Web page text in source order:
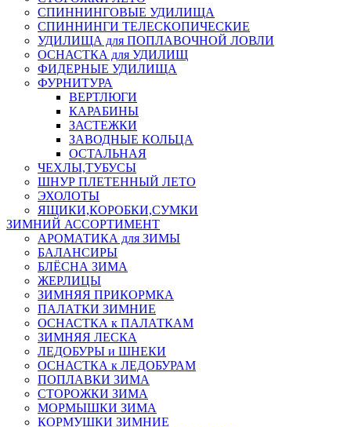
СПИННИНГОВЫЕ УДИЛИЩА
СПИННИНГИ ТЕЛЕСКОПИЧЕСКИЕ
УДИЛИЩА для ПОПЛАВОЧНОЙ ЛОВЛИ
ОСНАСТКА для УДИЛИЩ
ФИДЕРНЫЕ УДИЛИЩА
ФУРНИТУРА
ВЕРТЛЮГИ
КАРАБИНЫ
ЗАСТЕЖКИ
ЗАВОДНЫЕ КОЛЬЦА
ОСТАЛЬНАЯ
ЧЕХЛЫ,ТУБУСЫ
ШНУР ПЛЕТЕННЫЙ ЛЕТО
ЭХОЛОТЫ
ЯЩИКИ,КОРОБКИ,СУМКИ
ЗИМНИЙ АССОРТИМЕНТ
АРОМАТИКА для ЗИМЫ
БАЛАНСИРЫ
БЛЁСНА ЗИМА
ЖЕРЛИЦЫ
ЗИМНЯЯ ПРИКОРМКА
ПАЛАТКИ ЗИМНИЕ
ОСНАСТКА к ПАЛАТКАМ
ЗИМНЯЯ ЛЕСКА
ЛЕДОБУРЫ и ШНЕКИ
ОСНАСТКА к ЛЕДОБУРАМ
ПОПЛАВКИ ЗИМА
СТОРОЖКИ ЗИМА
МОРМЫШКИ ЗИМА
КОРМУШКИ ЗИМНИЕ